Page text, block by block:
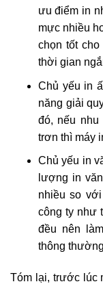
ưu điểm in
mực nhiều
chọn tốt
thời gian
Chủ yếu in
năng giải
đó, nếu
trơn thì máy
Chủ yếu in
lượng in
nhiều so
công ty như
đều nên
thông
Tóm lại, trước lúc